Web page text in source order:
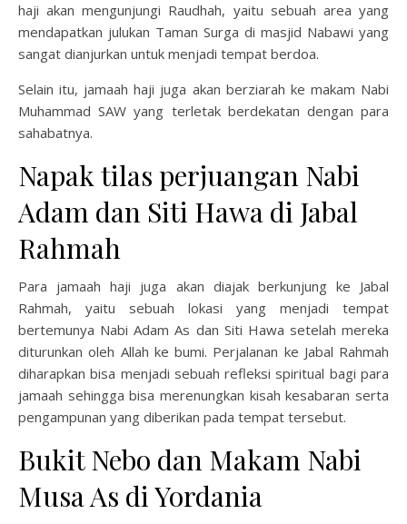
haji akan mengunjungi Raudhah, yaitu sebuah area yang
mendapatkan julukan Taman Surga di masjid Nabawi yang
sangat dianjurkan untuk menjadi tempat berdoa.
Selain itu, jamaah haji juga akan berziarah ke makam Nabi
Muhammad SAW yang terletak berdekatan dengan para
sahabatnya.
Napak tilas perjuangan Nabi
Adam dan Siti Hawa di Jabal
Rahmah
Para jamaah haji juga akan diajak berkunjung ke Jabal
Rahmah, yaitu sebuah lokasi yang menjadi tempat
bertemunya Nabi Adam As dan Siti Hawa setelah mereka
diturunkan oleh Allah ke bumi. Perjalanan ke Jabal Rahmah
diharapkan bisa menjadi sebuah refleksi spiritual bagi para
jamaah sehingga bisa merenungkan kisah kesabaran serta
pengampunan yang diberikan pada tempat tersebut.
Bukit Nebo dan Makam Nabi
Musa As di Yordania